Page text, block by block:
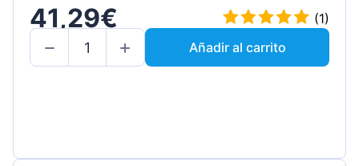
41,29€
(1)
Añadir al carrito